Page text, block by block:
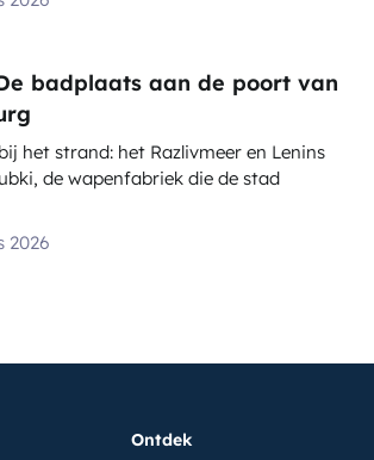
badplaats aan de poort van
het strand: het Razlivmeer en Lenins
de wapenfabriek die de stad
2026
Ontdek